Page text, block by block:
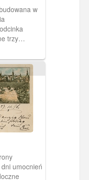
w
trzy
r.
umocnień